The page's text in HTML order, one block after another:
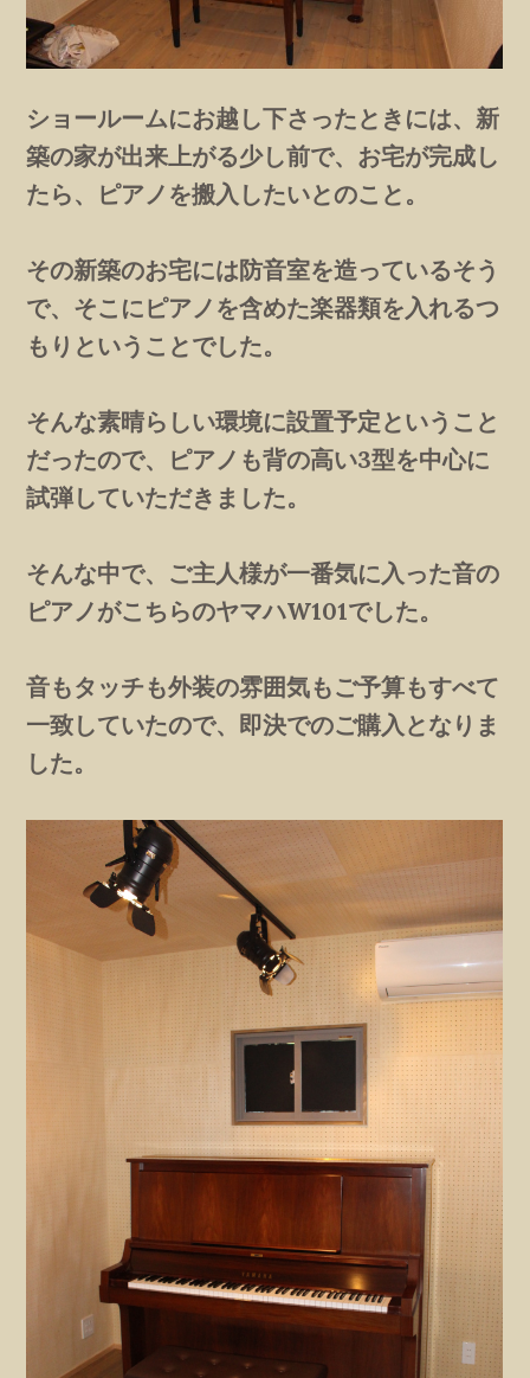
ショールームにお越し下さったときには、新
築の家が出来上がる少し前で、お宅が完成し
たら、ピアノを搬入したいとのこと。
その新築のお宅には防音室を造っているそう
で、そこにピアノを含めた楽器類を入れるつ
もりということでした。
そんな素晴らしい環境に設置予定ということ
だったので、ピアノも背の高い3型を中心に
試弾していただきました。
そんな中で、ご主人様が一番気に入った音の
ピアノがこちらのヤマハW101でした。
音もタッチも外装の雰囲気もご予算もすべて
一致していたので、即決でのご購入となりま
した。